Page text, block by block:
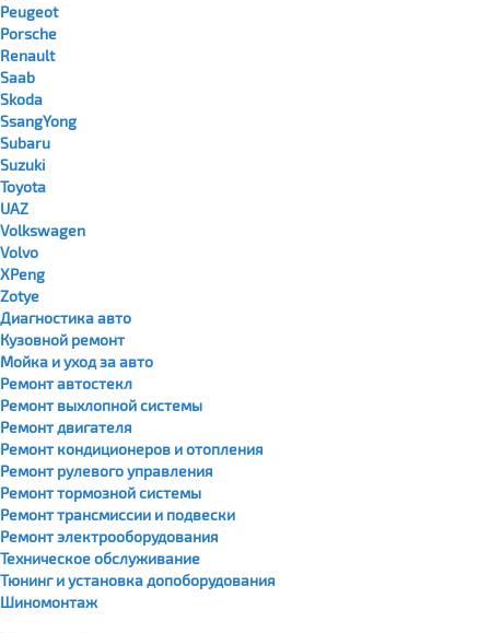
Peugeot
Porsche
Renault
Saab
Skoda
SsangYong
Subaru
Suzuki
Toyota
UAZ
Volkswagen
Volvo
XPeng
Zotye
Диагностика авто
Кузовной ремонт
Мойка и уход за авто
Ремонт автостекл
Ремонт выхлопной системы
Ремонт двигателя
Ремонт кондиционеров и отопления
Ремонт рулевого управления
Ремонт тормозной системы
Ремонт трансмиссии и подвески
Ремонт электрооборудования
Техническое обслуживание
Тюнинг и установка допоборудования
Шиномонтаж